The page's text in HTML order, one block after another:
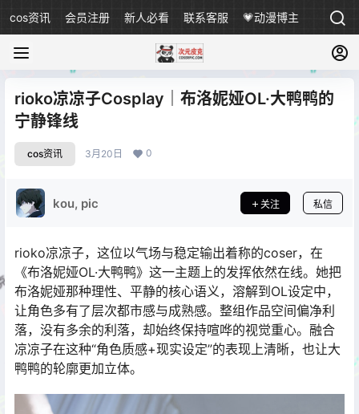
cos资讯 会员注册 新人必看 联系客服 💗动漫博主
rioko凉凉子Cosplay｜布洛妮娅OL·大鸭鸭的
宁静锋线
cos资讯 3月20日 0
kou, pic 关注 私信
rioko凉凉子，这位以气场与稳定输出着称的coser，在
《布洛妮娅OL·大鸭鸭》这一主题上的发挥依然在线。她把
布洛妮娅那种理性、平静的核心语义，溶解到OL设定中，
让角色多有了层次都市感与成熟感。整组作品空间偏净利
落，没有多余的利落，却始终保持喧哗的视觉重心。融合
凉凉子在这种“角色质感+现实设定”的表现上清晰，也让大
鸭鸭的轮廓更加立体。